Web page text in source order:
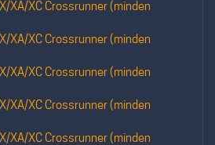
XA/XC Crossrunner (minden
XA/XC Crossrunner (minden
XA/XC Crossrunner (minden
XA/XC Crossrunner (minden
XA/XC Crossrunner (minden